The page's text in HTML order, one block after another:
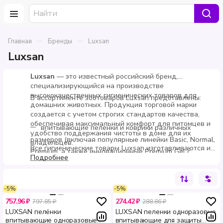
Главная – Бренды – Luxsan
Luxsan
Luxsan — это известный российский бренд,
специализирующийся на производстве
высококачественных гигиенических товаров для
домашних животных. Продукция торговой марки
создается с учетом строгих стандартов качества,
обеспечивая максимальный комфорт для питомцев и
удобство поддержания чистоты в доме для их
владельцев.
В ассортименте зоотоваров Luxsan представлены:
впитывающие пеленки и коврики различных
размеров (включая популярные линейки Basic, Normal,
Premium, а также инновационные Premium Gel с
гелевым суперабсорбентом и системой блокировки
одноразовые дышащие подгузники для кошек и
собак (с анатомической посадкой, надежными
застежками и специальным отверстием для хвоста);
Все гигиенические товары Luxsan изготавливаются из
гипоаллергенного, нетоксичного и экологически
Одноразовые впитывающие пеленки и подгузники
идеально подходят для приучения щенков к туалету,
ухода за пожилыми животными или питомцами в
послеоперационный период, а также станут
незаменимыми помощниками в дальних поездках в
Подробнее
-5%
757.96 ₽ 797.85 ₽
LUXSAN пелёнки
впитывающие одноразовые
-5%
274.42 ₽ 288.86 ₽
LUXSAN пеленки одноразовые
впитывающие для защиты